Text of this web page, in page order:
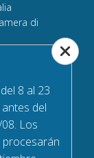
di
25.000,00.
8 al 23
del
Los